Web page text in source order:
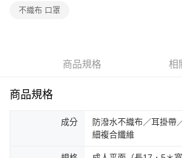
不織布 口罩
商品規格 相
商品規格
成分
防潑水不織布／耳掛帶
細複合纖維